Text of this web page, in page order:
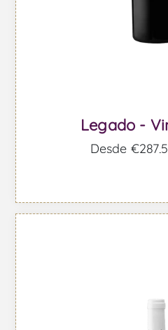
Legado -
Desde